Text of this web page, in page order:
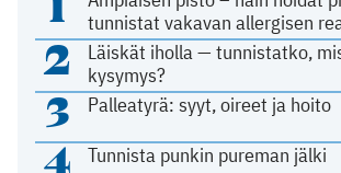
tunnistat vakavan allergisen
2
Läiskät iholla — tunnistatko,
kysymys?
3 Palleatyrä: syyt, oireet ja hoito
4 Tunnista punkin pureman jälki